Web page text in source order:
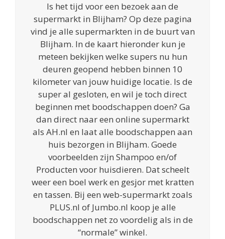
Is het tijd voor een bezoek aan de
supermarkt in Blijham? Op deze pagina
vind je alle supermarkten in de buurt van
Blijham. In de kaart hieronder kun je
meteen bekijken welke supers nu hun
deuren geopend hebben binnen 10
kilometer van jouw huidige locatie. Is de
super al gesloten, en wil je toch direct
beginnen met boodschappen doen? Ga
dan direct naar een online supermarkt
als AH.nl en laat alle boodschappen aan
huis bezorgen in Blijham. Goede
voorbeelden zijn Shampoo en/of
Producten voor huisdieren. Dat scheelt
weer een boel werk en gesjor met kratten
en tassen. Bij een web-supermarkt zoals
PLUS.nl of Jumbo.nl koop je alle
boodschappen net zo voordelig als in de
“normale” winkel.